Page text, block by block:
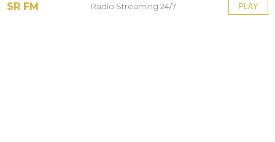
SR FM Radio Streaming 24/7 PLAY